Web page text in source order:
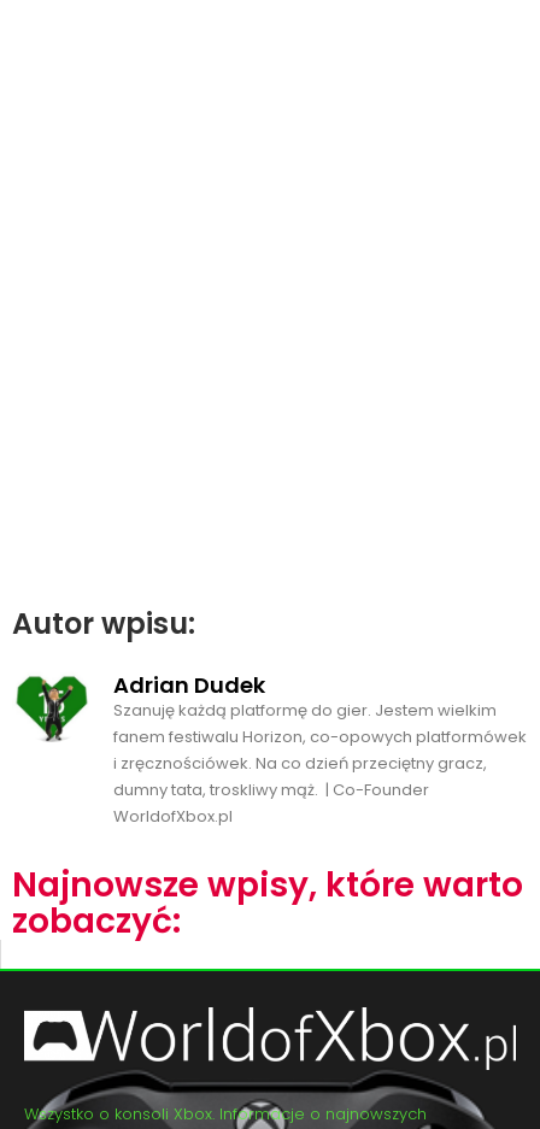
Autor wpisu:
Adrian Dudek
Szanuję każdą platformę do gier. Jestem wielkim
fanem festiwalu Horizon, co-opowych platformówek
i zręcznościówek. Na co dzień przeciętny gracz,
dumny tata, troskliwy mąż. | Co-Founder
WorldofXbox.pl
Najnowsze wpisy, które warto
zobaczyć:
Wszystko o konsoli Xbox. Informacje o najnowszych